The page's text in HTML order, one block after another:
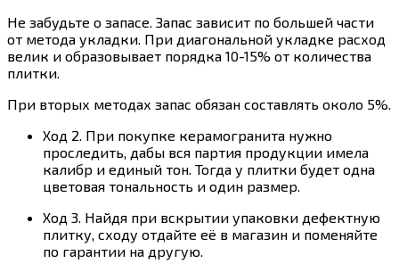
Не забудьте о запасе. Запас зависит по большей части
от метода укладки. При диагональной укладке расход
велик и образовывает порядка 10-15% от количества
плитки.
При вторых методах запас обязан составлять около 5%.
Ход 2. При покупке керамогранита нужно
проследить, дабы вся партия продукции имела
калибр и единый тон. Тогда у плитки будет одна
цветовая тональность и один размер.
Ход 3. Найдя при вскрытии упаковки дефектную
плитку, сходу отдайте её в магазин и поменяйте
по гарантии на другую.